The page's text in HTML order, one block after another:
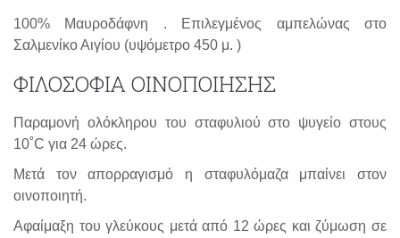
100% Μαυροδάφνη . Επιλεγμένος αμπελώνας στο
Σαλμενίκο Αιγίου (υψόμετρο 450 μ. )
ΦΙΛΟΣΟΦΙΑ ΟΙΝΟΠΟΙΗΣΗΣ
Παραμονή ολόκληρου του σταφυλιού στο ψυγείο στους
10˚C για 24 ώρες.
Μετά τον απορραγισμό η σταφυλόμαζα μπαίνει στον
οινοποιητή.
Αφαίμαξη του γλεύκους μετά από 12 ώρες και ζύμωση σε